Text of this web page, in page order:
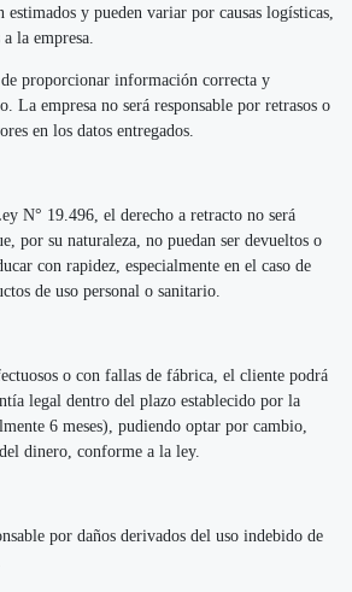
estimados y pueden variar por causas logísticas,
la empresa.
proporcionar información correcta y
La empresa no será responsable por retrasos o
en los datos entregados.
N° 19.496, el derecho a retracto no será
por su naturaleza, no puedan ser devueltos o
con rapidez, especialmente en el caso de
de uso personal o sanitario.
o con fallas de fábrica, el cliente podrá
legal dentro del plazo establecido por la
6 meses), pudiendo optar por cambio,
dinero, conforme a la ley.
por daños derivados del uso indebido de